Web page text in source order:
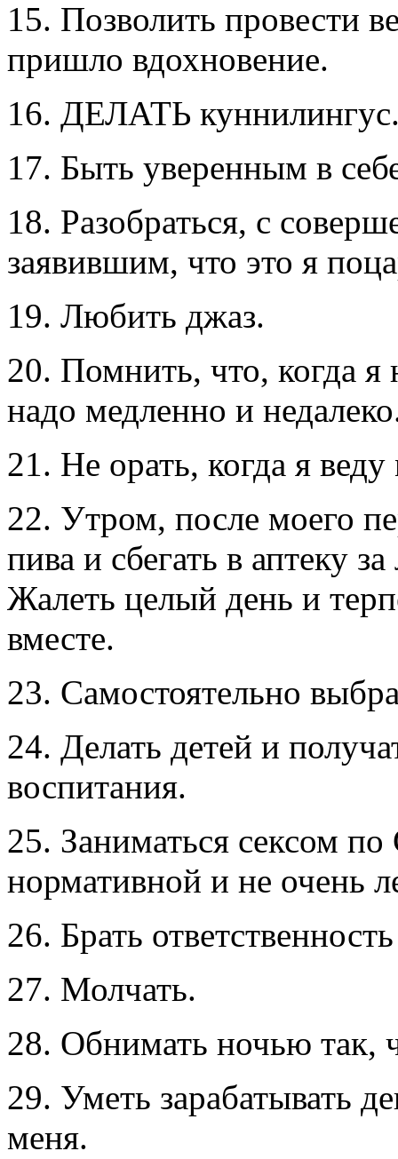
15. Позволить провести
пришло вдохновение.
16. ДЕЛАТЬ
17. Быть уверенным в
18. Разобраться, с
заявившим, что это я
19. Любить джаз.
20. Помнить, что, когда я
надо медленно и
21. Не орать, когда я
22. Утром, после моего
пива и сбегать в аптеку
Жалеть целый день и
вместе.
23. Самостоятельно
24. Делать детей и
воспитания.
25. Заниматься сексом
нормативной и не очень
26. Брать
27. Молчать.
28. Обнимать ночью так,
29. Уметь зарабатывать
меня.